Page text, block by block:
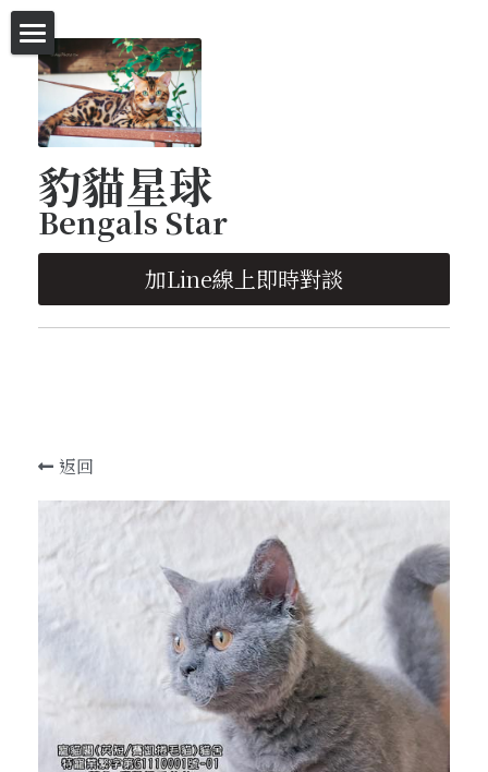
豹貓星球
Bengals Star
加Line線上即時對談
首頁
等家的豹貓
等家的豹貓-特價區
英短-代售區
塞爾凱克捲毛貓-代售區
豹貓明星-廣告拍攝
遛貓趣
孟加拉豹猫-各類花纹(Pattern)超級詳解
養貓前的準備功課
粉絲頁官網連結
加LINE線上對談
返回